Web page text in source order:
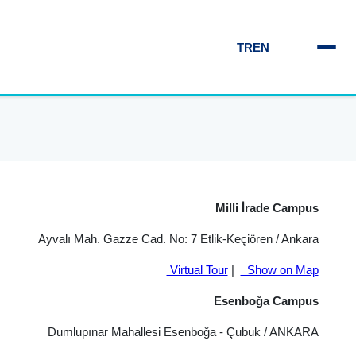
TREN
Milli İrade Campus
Ayvalı Mah. Gazze Cad. No: 7 Etlik-Keçiören / Ankara
Virtual Tour| Show on Map
Esenboğa Campus
Dumlupınar Mahallesi Esenboğa - Çubuk / ANKARA